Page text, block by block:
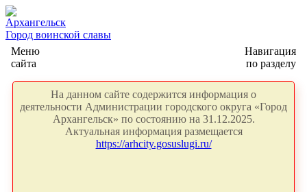
Архангельск
Город воинской славы
Меню
сайта
Навигация
по разделу
На данном сайте содержится информация о
деятельности Администрации городского округа «Город
Архангельск» по состоянию на 31.12.2025.
Актуальная информация размещается
https://arhcity.gosuslugi.ru/